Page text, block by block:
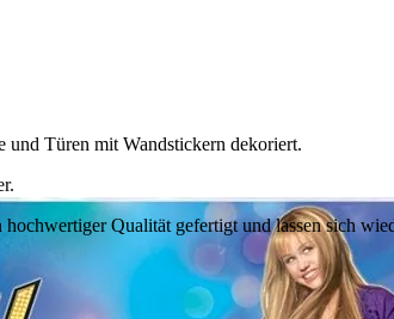
und Türen mit Wandstickern dekoriert.
Qualität gefertigt und lassen sich